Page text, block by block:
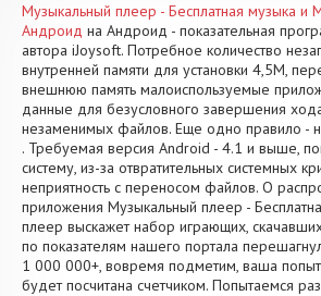
Музыкальный плеер - Бесплатная музыка и
Андроид на Андроид - показательная
автора iJoysoft. Потребное количество
внутренней памяти для установки 4,5M,
внешнюю память малоиспользуемые
данные для безусловного завершения
незаменимых файлов. Еще одно правило -
. Требуемая версия Android - 4.1 и выше,
систему, из-за отвратительных системных
неприятность с переносом файлов. О
приложения Музыкальный плеер -
плеер выскажет набор играющих,
по показателям нашего портала
1 000 000+, вовремя подметим, ваша
будет посчитана счетчиком. Попытаемся